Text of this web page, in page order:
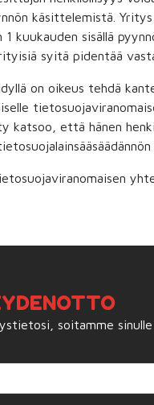
käsittelemistä.
kuukauden sisällä
syitä pidentää
on oikeus tehdä
katsoo, että hänen
soitamme sinulle